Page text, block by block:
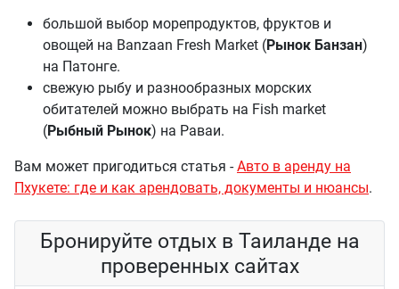
большой выбор морепродуктов, фруктов и
овощей на Banzaan Fresh Market (Рынок Банзан)
на Патонге.
свежую рыбу и разнообразных морских
обитателей можно выбрать на Fish market
(Рыбный Рынок) на Раваи.
Вам может пригодиться статья -Авто в аренду на
Пхукете: где и как арендовать, документы и нюансы.
Бронируйте отдых в Таиланде на
проверенных сайтах